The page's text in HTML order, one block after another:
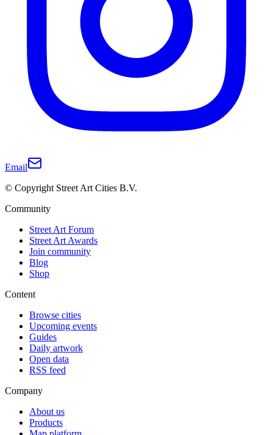
Email
© Copyright Street Art Cities B.V.
Community
Street Art Forum
Street Art Awards
Join community
Blog
Shop
Content
Browse cities
Upcoming events
Guides
Daily artwork
Open data
RSS feed
Company
About us
Products